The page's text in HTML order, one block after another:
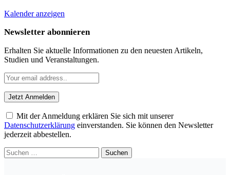
Kalender anzeigen
Newsletter abonnieren
Erhalten Sie aktuelle Informationen zu den neuesten Artikeln,
Studien und Veranstaltungen.
Mit der Anmeldung erklären Sie sich mit unserer
Datenschutzerklärung einverstanden. Sie können den Newsletter
jederzeit abbestellen.
Suchen
nach: